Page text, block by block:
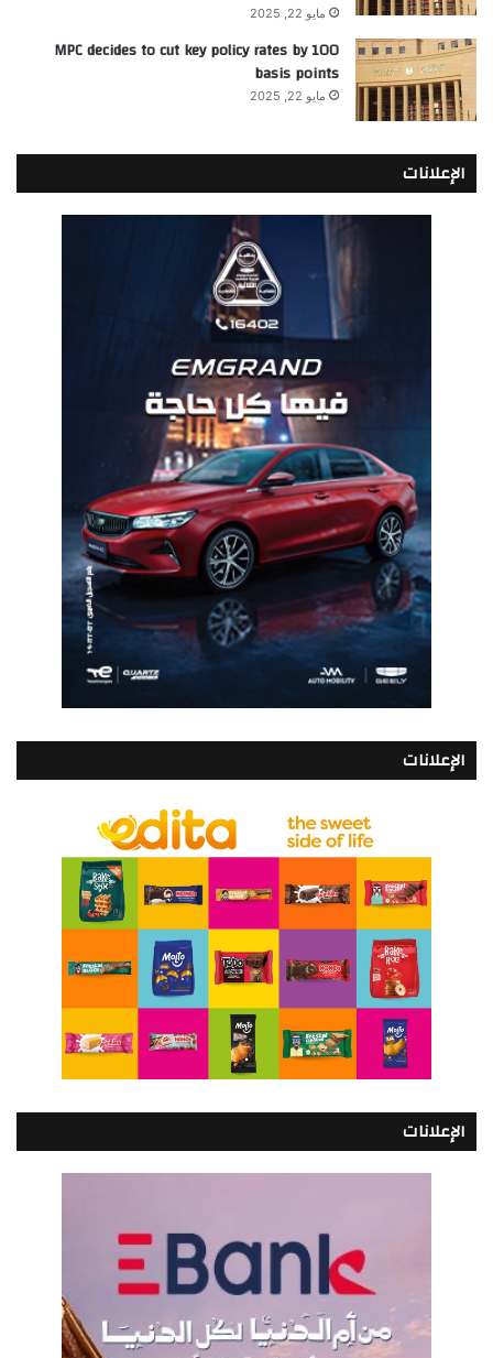
مايو 22, 2025
MPC decides to cut key policy rates by 100
basis points
مايو 22, 2025
الإعلانات
الإعلانات
الإعلانات